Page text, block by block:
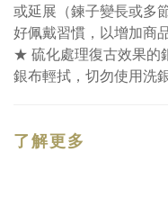
或延展（鍊子變長或多
好佩戴習慣，以增加商品
★ 硫化處理復古效果的
銀布輕拭，切勿使用洗銀
了解更多